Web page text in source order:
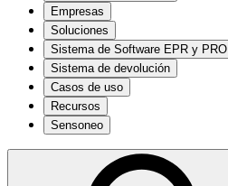
Empresas
Soluciones
Sistema de Software EPR y PRO
Sistema de devolución
Casos de uso
Recursos
Sensoneo